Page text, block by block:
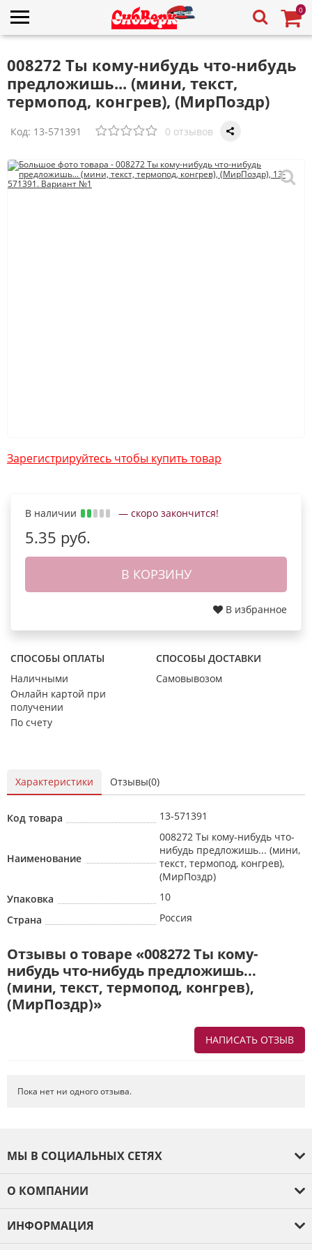
0
008272 Ты кому-нибудь что-нибудь
предложишь... (мини, текст,
термопод, конгрев), (МирПоздр)
Код: 13-571391 0 отзывов
Зарегистрируйтесь чтобы купить товар
В наличии — скоро закончится!
5.35 руб.
В КОРЗИНУ
В избранное
СПОСОБЫ ОПЛАТЫ
Наличными
Онлайн картой при
получении
По счету
СПОСОБЫ ДОСТАВКИ
Самовывозом
Характеристики Отзывы(0)
Код товара 13-571391
Наименование
008272 Ты кому-нибудь что-
нибудь предложишь... (мини,
текст, термопод, конгрев),
(МирПоздр)
Упаковка
10
Страна
Россия
Отзывы о товаре «008272 Ты кому-
нибудь что-нибудь предложишь...
(мини, текст, термопод, конгрев),
(МирПоздр)»
НАПИСАТЬ ОТЗЫВ
не ошиблись в своем выборе.
оговоренный срок?
Пока нет ни одного отзыва.
МЫ В СОЦИАЛЬНЫХ СЕТЯХ
О КОМПАНИИ
ИНФОРМАЦИЯ